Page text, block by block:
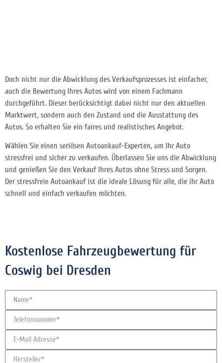
Doch nicht nur die Abwicklung des Verkaufsprozesses ist einfacher,
auch die Bewertung Ihres Autos wird von einem Fachmann
durchgeführt. Dieser berücksichtigt dabei nicht nur den aktuellen
Marktwert, sondern auch den Zustand und die Ausstattung des
Autos. So erhalten Sie ein faires und realistisches Angebot.
Wählen Sie einen seriösen Autoankauf-Experten, um Ihr Auto
stressfrei und sicher zu verkaufen. Überlassen Sie uns die Abwicklung
und genießen Sie den Verkauf Ihres Autos ohne Stress und Sorgen.
Der stressfreie Autoankauf ist die ideale Lösung für alle, die ihr Auto
schnell und einfach verkaufen möchten.
Kostenlose Fahrzeugbewertung für
Coswig bei Dresden